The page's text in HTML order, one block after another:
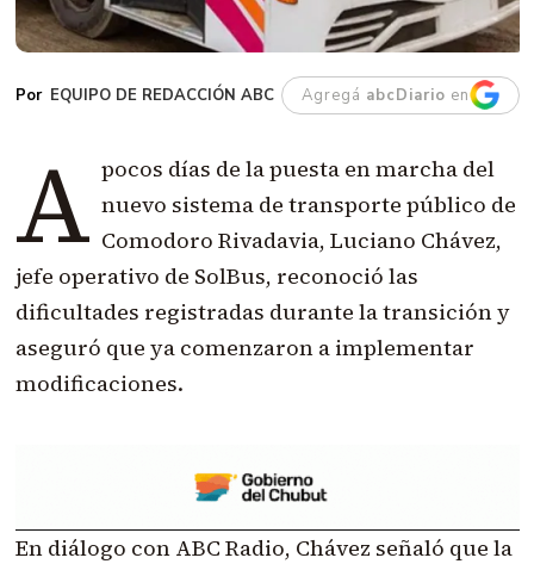
EQUIPO DE REDACCIÓN ABC Agregá abcDiario en
A pocos días de la puesta en marcha del
nuevo sistema de transporte público de
Comodoro Rivadavia, Luciano Chávez,
jefe operativo de SolBus, reconoció las
dificultades registradas durante la transición y
aseguró que ya comenzaron a implementar
modificaciones.
En diálogo con ABC Radio, Chávez señaló que la